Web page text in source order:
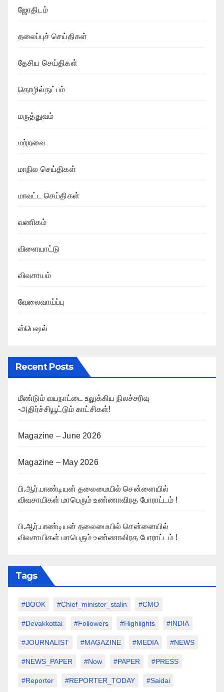
ஜோதிடம்
தலைப்புச் செய்திகள்
தேசிய செய்திகள்
தொழில்நுட்பம்
மருத்துவம்
மற்றவை
மாநில செய்திகள்
மாவட்ட செய்திகள்
வணிகம்
விளையாட்டு
விவசாயம்
வேலைவாய்ப்பு
ஸ்பெஷல்
Recent Posts
மீண்டும் வயநாட்டை உலுக்கிய நிலச்சரிவு
-அதிர்ச்சியூட்டும் காட்சிகள்!
Magazine – June 2026
Magazine – May 2026
பி.ஆர்.பாண்டியன் தலைமையில் சென்னையில்
விவசாயிகள் மாபெரும் உண்ணாவிரத போராட்டம் !
பி.ஆர்.பாண்டியன் தலைமையில் சென்னையில்
விவசாயிகள் மாபெரும் உண்ணாவிரத போராட்டம் !
Tags
#BOOK #chief_minister_stalin #CMO
#devakkottai #followers #highlights #INDIA
#JOURNALIST #MAGAZINE #MEDIA #NEWS
#NEWS_PAPER #Now #PAPER #PRESS
#Reporter #REPORTER_TODAY #saidai